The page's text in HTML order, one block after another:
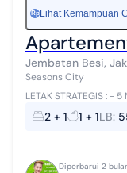
RpLihat Kemampuan
Jembatan Besi,
Seasons City
LETAK STRATEGIS : - 5
ANGGREK,NEO
2 + 1 1 + 1LB:
Diperbarui 2